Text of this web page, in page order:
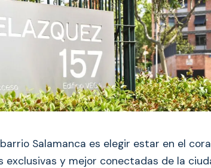
Salamanca es elegir estar en el
exclusivas y mejor conectadas de la